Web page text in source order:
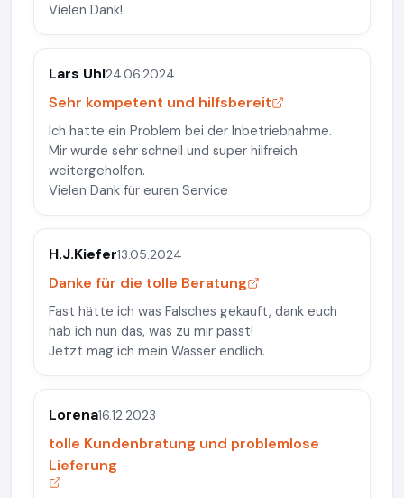
Vielen Dank!
Lars Uhl24.06.2024
Sehr kompetent und hilfsbereit
Ich hatte ein Problem bei der Inbetriebnahme.
Mir wurde sehr schnell und super hilfreich
weitergeholfen.
Vielen Dank für euren Service
H.J.Kiefer13.05.2024
Danke für die tolle Beratung
Fast hätte ich was Falsches gekauft, dank euch
hab ich nun das, was zu mir passt!
Jetzt mag ich mein Wasser endlich.
Lorena16.12.2023
tolle Kundenbratung und problemlose
Lieferung